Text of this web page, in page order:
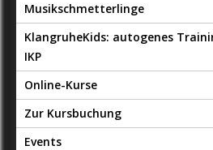
Musikschmetterlinge
KlangruheKids: autogenes
IKP
Online-Kurse
Zur Kursbuchung
Events